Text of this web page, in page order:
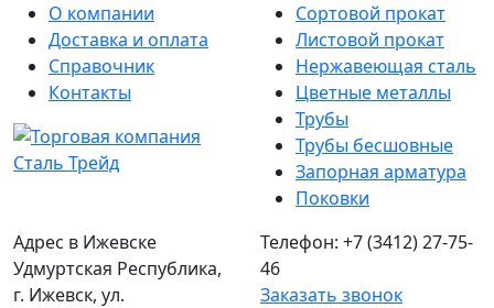
О компании
Доставка и оплата
Справочник
Контакты
Сортовой прокат
Листовой прокат
Нержавеющая сталь
Цветные металлы
Трубы
Трубы бесшовные
Запорная арматура
Поковки
Адрес в Ижевске
Удмуртская Республика,
г. Ижевск, ул.
Телефон: +7 (3412) 27-75-
46
Заказать звонок